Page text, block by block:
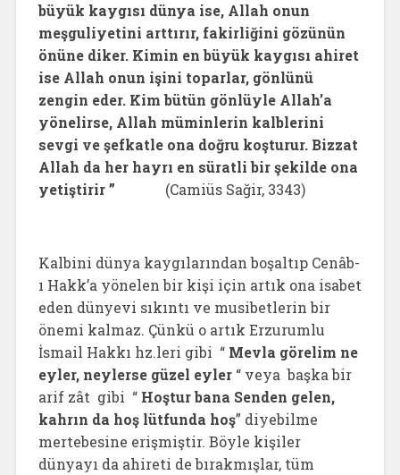
büyük kaygısı dünya ise, Allah onun
meşguliyetini arttırır, fakirliğini gözünün
önüne diker. Kimin en büyük kaygısı ahiret
ise Allah onun işini toparlar, gönlünü
zengin eder. Kim bütün gönlüyle Allah’a
yönelirse, Allah müminlerin kalblerini
sevgi ve şefkatle ona doğru koşturur. Bizzat
Allah da her hayrı en süratli bir şekilde ona
yetiştirir ” (Camiüs Sağir, 3343)
Kalbini dünya kaygılarından boşaltıp Cenâb-
ı Hakk’a yönelen bir kişi için artık ona isabet
eden dünyevi sıkıntı ve musibetlerin bir
önemi kalmaz. Çünkü o artık Erzurumlu
İsmail Hakkı hz.leri gibi “ Mevla görelim ne
eyler, neylerse güzel eyler“ veya başka bir
arif zât gibi “ Hoştur bana Senden gelen,
kahrın da hoş lütfunda hoş” diyebilme
mertebesine erişmiştir. Böyle kişiler
dünyayı da ahireti de bırakmışlar, tüm